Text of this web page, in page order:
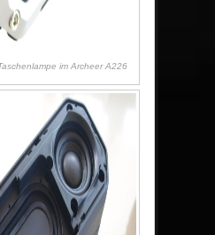
im Archeer A226